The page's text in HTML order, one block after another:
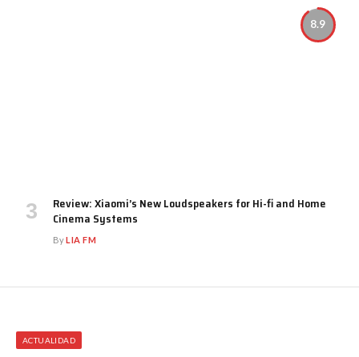
8.9
Review: Xiaomi’s New Loudspeakers for Hi-fi and Home
Cinema Systems
ByLIA FM
ACTUALIDAD